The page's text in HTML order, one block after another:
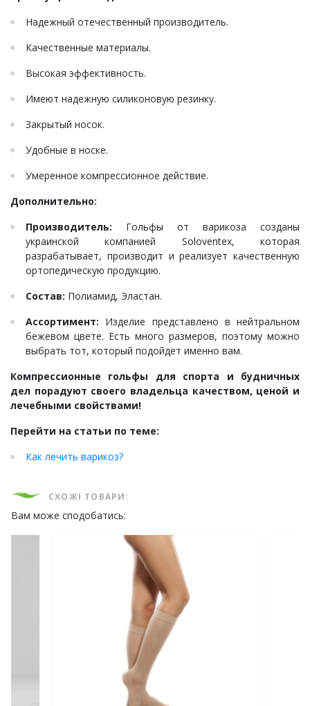
Надежный отечественный производитель.
Качественные материалы.
Высокая эффективность.
Имеют надежную силиконовую резинку.
Закрытый носок.
Удобные в носке.
Умеренное компрессионное действие.
Дополнительно:
Производитель: Гольфы от варикоза созданы
украинской компанией Soloventex, которая
разрабатывает, производит и реализует качественную
ортопедическую продукцию.
Состав: Полиамид, Эластан.
Ассортимент: Изделие представлено в нейтральном
бежевом цвете. Есть много размеров, поэтому можно
выбрать тот, который подойдет именно вам.
Компрессионные гольфы для спорта и будничных
дел порадуют своего владельца качеством, ценой и
лечебными свойствами!
Перейти на статьи по теме:
Как лечить варикоз?
СХОЖІ ТОВАРИ:
Вам може сподобатись: